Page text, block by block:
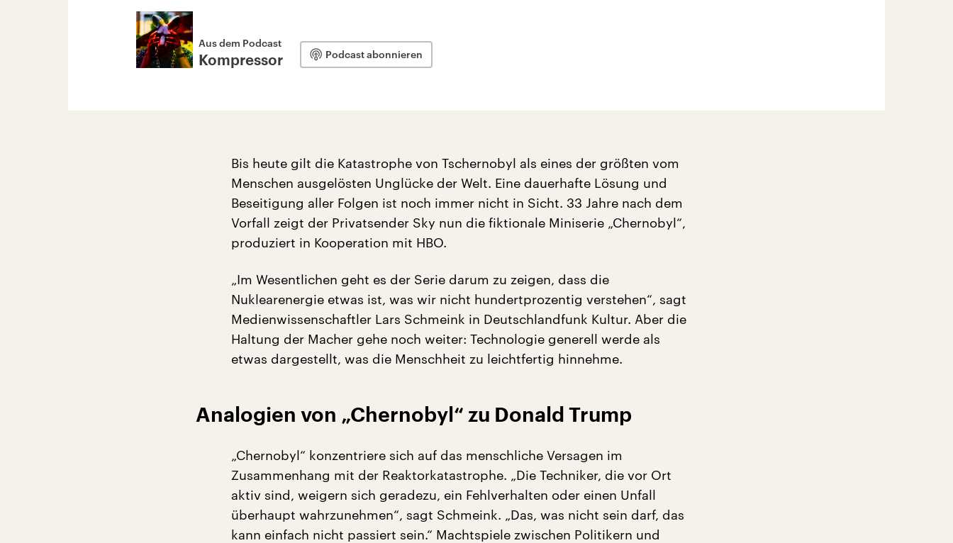
Aus dem Podcast
Kompressor Podcast abonnieren
Bis heute gilt die Katastrophe von Tschernobyl als eines der größten vom
Menschen ausgelösten Unglücke der Welt. Eine dauerhafte Lösung und
Beseitigung aller Folgen ist noch immer nicht in Sicht. 33 Jahre nach dem
Vorfall zeigt der Privatsender Sky nun die fiktionale Miniserie „Chernobyl“,
produziert in Kooperation mit HBO.
„Im Wesentlichen geht es der Serie darum zu zeigen, dass die
Nuklearenergie etwas ist, was wir nicht hundertprozentig verstehen“, sagt
Medienwissenschaftler Lars Schmeink in Deutschlandfunk Kultur. Aber die
Haltung der Macher gehe noch weiter: Technologie generell werde als
etwas dargestellt, was die Menschheit zu leichtfertig hinnehme.
Analogien von „Chernobyl“ zu Donald Trump
„Chernobyl“ konzentriere sich auf das menschliche Versagen im
Zusammenhang mit der Reaktorkatastrophe. „Die Techniker, die vor Ort
aktiv sind, weigern sich geradezu, ein Fehlverhalten oder einen Unfall
überhaupt wahrzunehmen“, sagt Schmeink. „Das, was nicht sein darf, das
kann einfach nicht passiert sein.“ Machtspiele zwischen Politikern und